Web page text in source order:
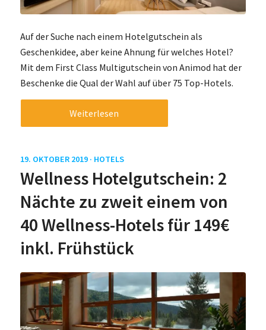
Auf der Suche nach einem Hotelgutschein als
Geschenkidee, aber keine Ahnung für welches Hotel?
Mit dem First Class Multigutschein von Animod hat der
Beschenke die Qual der Wahl auf über 75 Top-Hotels.
Weiterlesen
19. OKTOBER 2019 · HOTELS
Wellness Hotelgutschein: 2
Nächte zu zweit einem von
40 Wellness-Hotels für 149€
inkl. Frühstück